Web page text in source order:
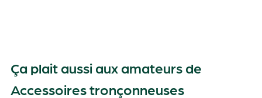
Ça plait aussi aux amateurs de
Accessoires tronçonneuses